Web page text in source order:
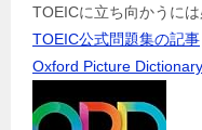
TOEICに立ち向かうに
TOEIC公式問題集の記事
Oxford Picture Dictionary